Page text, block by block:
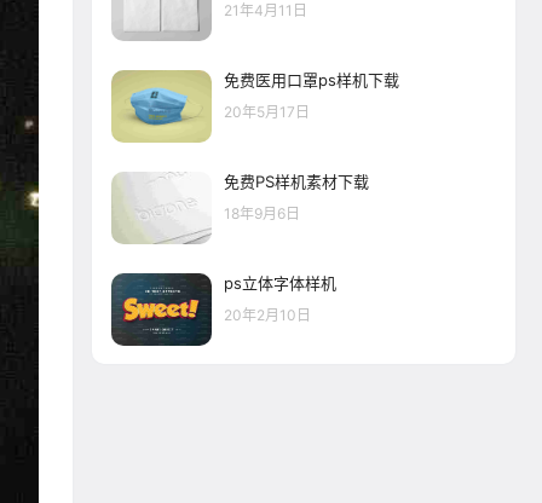
21年4月11日
免费医用口罩ps样机下载
20年5月17日
免费PS样机素材下载
18年9月6日
ps立体字体样机
20年2月10日